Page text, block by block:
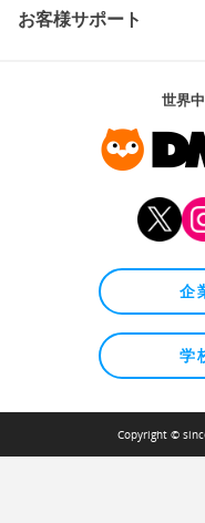
お客様サポート
世界
企
学
Copyright ©